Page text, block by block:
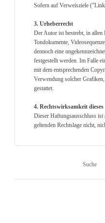
Sofern auf Verweisziele
3. Urheberrecht
Der Autor ist bestrebt, in allen
Tondokumente,
dennoch eine
festgestellt werden. Im Falle
mit dem entsprechenden
Verwendung solcher
gestattet.
4. Rechtswirksamkeit
Dieser Haftungsausschluss ist
geltenden Rechtslage nicht,
Suche